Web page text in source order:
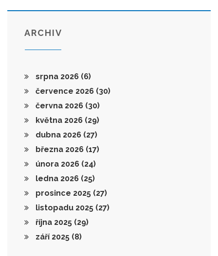
ARCHIV
srpna 2026 (6)
července 2026 (30)
června 2026 (30)
května 2026 (29)
dubna 2026 (27)
března 2026 (17)
února 2026 (24)
ledna 2026 (25)
prosince 2025 (27)
listopadu 2025 (27)
října 2025 (29)
září 2025 (8)